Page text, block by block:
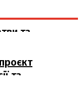
та
та